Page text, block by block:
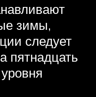
зимы,
следует
пятнадцать